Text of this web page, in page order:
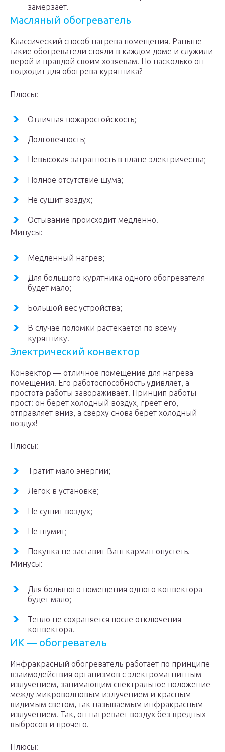
замерзает.
Масляный обогреватель
Классический способ нагрева помещения. Раньше
такие обогреватели стояли в каждом доме и служили
верой и правдой своим хозяевам. Но насколько он
подходит для обогрева курятника?
Плюсы:
Отличная пожаростойскость;
Долговечность;
Невысокая затратность в плане электричества;
Полное отсутствие шума;
Не сушит воздух;
Остывание происходит медленно.
Минусы:
Медленный нагрев;
Для большого курятника одного обогревателя
будет мало;
Большой вес устройства;
В случае поломки растекается по всему
курятнику.
Электрический конвектор
Конвектор — отличное помещение для нагрева
помещения. Его работоспособность удивляет, а
простота работы завораживает! Принцип работы
прост: он берет холодный воздух, греет его,
отправляет вниз, а сверху снова берет холодный
воздух!
Плюсы:
Тратит мало энергии;
Легок в установке;
Не сушит воздух;
Не шумит;
Покупка не заставит Ваш карман опустеть.
Минусы:
Для большого помещения одного конвектора
будет мало;
Тепло не сохраняется после отключения
конвектора.
ИК — обогреватель
Инфракрасный обогреватель работает по принципе
взаимодействия организмов с электромагнитным
излучением, занимающим спектральное положение
между микроволновым излучением и красным
видимым светом, так называемым инфракрасным
излучением. Так, он нагревает воздух без вредных
выбросов и прочего.
Плюсы: